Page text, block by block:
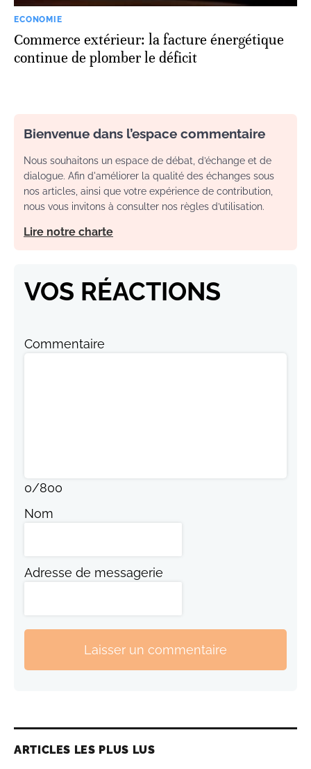
ECONOMIE
Commerce extérieur: la facture énergétique
continue de plomber le déficit
Bienvenue dans l’espace commentaire
Nous souhaitons un espace de débat, d’échange et de
dialogue. Afin d'améliorer la qualité des échanges sous
nos articles, ainsi que votre expérience de contribution,
nous vous invitons à consulter nos règles d’utilisation.
Lire notre charte
VOS RÉACTIONS
Commentaire
0/800
Nom
Adresse de messagerie
Laisser un commentaire
ARTICLES LES PLUS LUS